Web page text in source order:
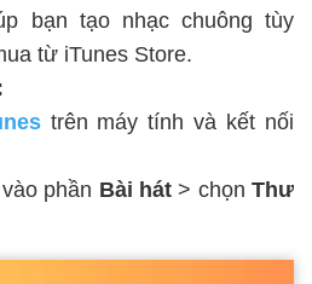
bạn tạo nhạc chuông tùy
từ iTunes Store.
trên máy tính và kết nối
phần Bài hát> chọnThư